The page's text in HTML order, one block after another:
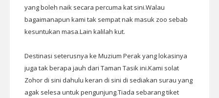
yang boleh naik secara percuma kat sini.Walau
bagaimanapun kami tak sempat nak masuk zoo sebab
kesuntukan masa.Lain kalilah kut.
Destinasi seterusnya ke Muzium Perak yang lokasinya
juga tak berapa jauh dari Taman Tasik ini.Kami solat
Zohor di sini dahulu keran di sini di sediakan surau yang
agak selesa untuk pengunjung.Tiada sebarang tiket